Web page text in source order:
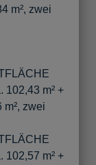
m², zwei
102,43 m² +
m², zwei
102,57 m² +